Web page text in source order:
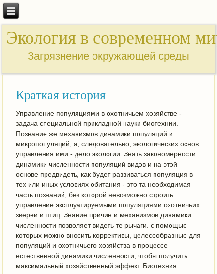
Экология в современном
Загрязнение окружающей среды
Краткая история
Управление популяциями в охотничьем хозяйстве -
задача специальной прикладной науки биотехнии.
Познание же механизмов динамики популяций и
микропопуляций, а, следовательно, экологических основ
управления ими - дело экологии. Знать закономерности
динамики численности популяций видов и на этой
основе предвидеть, как будет развиваться популяция в
тех или иных условиях обитания - это та необходимая
часть познаний, без которой невозможно строить
управление эксплуатируемыми популяциями охотничьих
зверей и птиц. Знание причин и механизмов динамики
численности позволяет видеть те рычаги, с помощью
которых можно вносить коррективы, целесообразные для
популяций и охотничьего хозяйства в процессе
естественной динамики численности, чтобы получить
максимальный хозяйственный эффект. Биотехния